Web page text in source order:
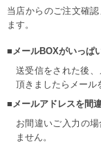
当店からのご注文確
ます。
■メールBOXがいっぱ
送受信をされた後
頂きましたらメール
■メールアドレスを間
お間違いご入力の
ません。